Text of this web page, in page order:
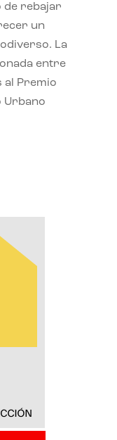
de rebajar
un
La
entre
al Premio
Urbano